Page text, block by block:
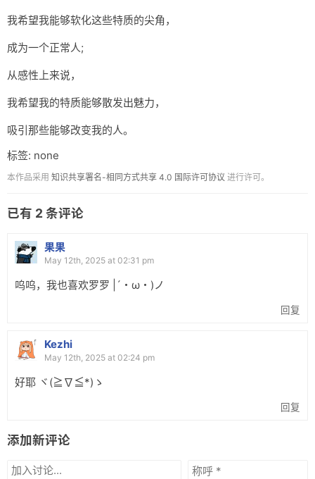
我希望我能够软化这些特质的尖角，
成为一个正常人;
从感性上来说，
我希望我的特质能够散发出魅力，
吸引那些能够改变我的人。
标签: none
本作品采用 知识共享署名-相同方式共享 4.0 国际许可协议 进行许可。
已有 2 条评论
果果
May 12th, 2025 at 02:31 pm
呜呜，我也喜欢罗罗 |´・ω・)ノ
回复
Kezhi
May 12th, 2025 at 02:24 pm
好耶 ヾ(≧∇≦*)ゝ
回复
添加新评论